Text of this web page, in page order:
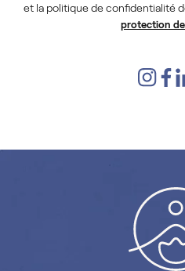
et la politique de confidentialité
protection